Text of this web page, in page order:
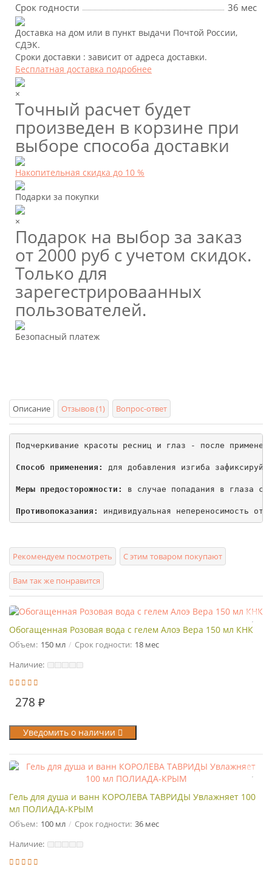
Срок годности
36 мес
Доставка на дом или в пункт выдачи Почтой России,
СДЭК.
Сроки доставки : зависит от адреса доставки.
Бесплатная доставка подробнее
×
Точный расчет будет
произведен в корзине при
выборе способа доставки
Накопительная скидка до 10 %
Подарки за покупки
×
Подарок на выбор за заказ
от 2000 руб с учетом скидок.
Только для
зарегестрироваанных
пользователей.
Безопасный платеж
Описание Отзывов (1) Вопрос-ответ
Подчеркивание красоты ресниц и глаз - после
Способ применения: для добавления изгиба
Меры предосторожности: в случае попадания в глаза
Противопоказания: индивидуальная непереносимость
Рекомендуем посмотреть С этим товаром покупают
Вам так же понравится
Обогащенная Розовая вода с гелем Алоэ Вера 150 мл КНК
Объем: 150 мл Срок годности: 18 мес
Наличие:
278 ₽
Уведомить о наличии
Гель для душа и ванн КОРОЛЕВА ТАВРИДЫ Увлажняет 100
мл ПОЛИАДА-КРЫМ
Объем: 100 мл Срок годности: 36 мес
Наличие: